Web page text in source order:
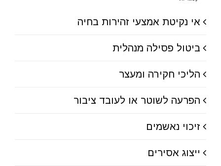
אי נקיטת אמצעי זהירות בחיה
ביטול פסילה מנהלית
הליכי חקירה ומעצר
הפרעה לשוטר או לעובד ציבור
זיכוי נאשמים
ייצוג אסירים